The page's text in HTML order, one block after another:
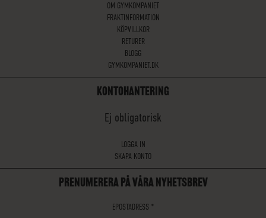
OM GYMKOMPANIET
FRAKTINFORMATION
KÖPVILLKOR
RETURER
BLOGG
GYMKOMPANIET.DK
KONTOHANTERING
Ej obligatorisk
LOGGA IN
SKAPA KONTO
PRENUMERERA PÅ VÅRA NYHETSBREV
EPOSTADRESS *